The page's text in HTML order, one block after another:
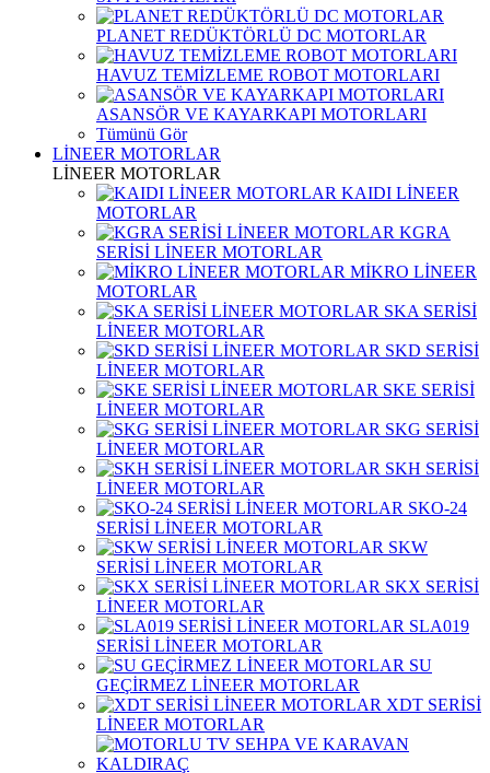
PLANET REDÜKTÖRLÜ DC MOTORLAR
HAVUZ TEMİZLEME ROBOT MOTORLARI
ASANSÖR VE KAYARKAPI MOTORLARI
Tümünü Gör
LİNEER MOTORLAR
LİNEER MOTORLAR
KAIDI LİNEER
MOTORLAR
KGRA
SERİSİ LİNEER MOTORLAR
MİKRO LİNEER
MOTORLAR
SKA SERİSİ
LİNEER MOTORLAR
SKD SERİSİ
LİNEER MOTORLAR
SKE SERİSİ
LİNEER MOTORLAR
SKG SERİSİ
LİNEER MOTORLAR
SKH SERİSİ
LİNEER MOTORLAR
SKO-24
SERİSİ LİNEER MOTORLAR
SKW
SERİSİ LİNEER MOTORLAR
SKX SERİSİ
LİNEER MOTORLAR
SLA019
SERİSİ LİNEER MOTORLAR
SU
GEÇİRMEZ LİNEER MOTORLAR
XDT SERİSİ
LİNEER MOTORLAR